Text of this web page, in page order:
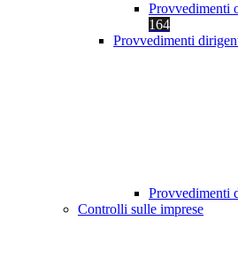
Provvedimenti
164
Provvedimenti
Provvedimenti
Controlli sulle imprese